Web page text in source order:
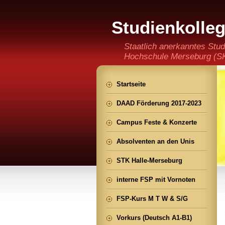
(staatlich
Staatlich anerkanntes
Hochschule Merseburg
der Ming CHENG Institut
Startseite
DAAD Förderung 2017-2023
Campus Feste & Konzerte
Absolventen an den Unis
STK Halle-Merseburg
interne FSP mit Vornoten
FSP-Kurs M T W & S/G
Vorkurs (Deutsch A1-B1)